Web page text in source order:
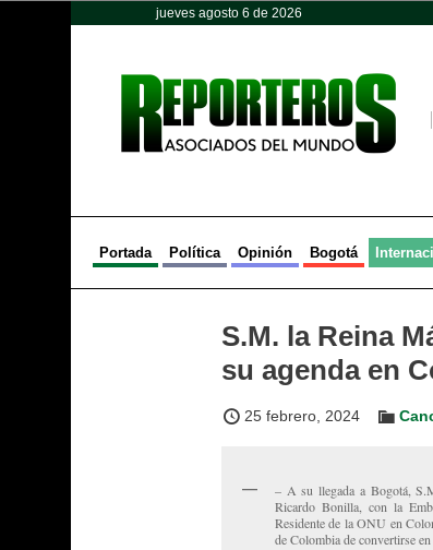
jueves agosto 6 de 2026
Portada Política Opinión Bogotá
S.M. la Reina
su agenda en
25 febrero, 2024
– A su llegada a Bogotá,
Ricardo Bonilla, con la
Residente de la ONU en
de Colombia de convertirse
Opinión Política